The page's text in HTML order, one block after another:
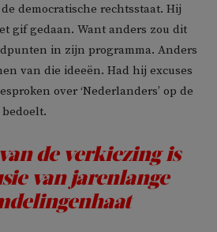
democratische rechtsstaat. Hij
gif gedaan. Want anders zou dit
in zijn programma. Anders
van die ideeën. Had hij excuses
over ‘Nederlanders’ op de
de verkiezing is
van jarenlange
haat